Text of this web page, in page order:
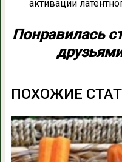
активации
Понравилась
ПОХОЖИЕ